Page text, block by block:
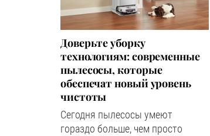
Доверьте уборку
технологиям: современные
пылесосы, которые
обеспечат новый уровень
чистоты
Сегодня пылесосы умеют
гораздо больше, чем просто